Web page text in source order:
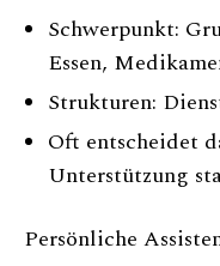
Schwerpunkt:
Essen,
Strukturen:
Oft entscheidet
Unterstützung
Persönliche